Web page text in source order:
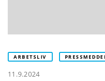
ARBETSLIV
11.9.2024